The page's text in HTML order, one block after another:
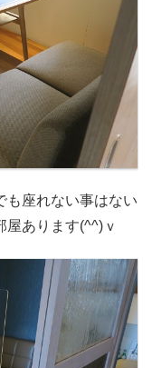
も座れない事はない
屋あります(^^)ｖ